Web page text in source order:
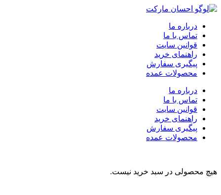
درباره ما
تماس با ما
قوانین سایت
راهنمای خرید
پیگیری سفارش
محصولات عمده
درباره ما
تماس با ما
قوانین سایت
راهنمای خرید
پیگیری سفارش
محصولات عمده
هیچ محصولی در سبد خرید نیست.